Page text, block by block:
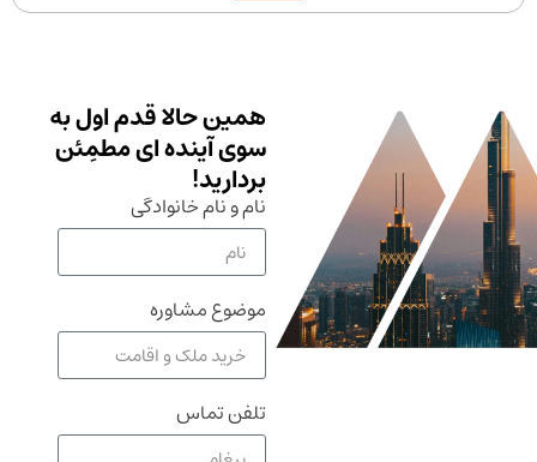
همین حالا قدم اول به
سوی آینده ای مطمِئن
بردارید!
نام و نام خانوادگی
موضوع مشاوره